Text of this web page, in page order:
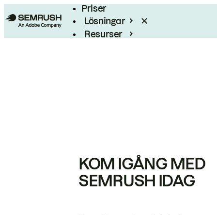
Priser
Lösningar
Resurser
KOM IGÅNG MED
SEMRUSH IDAG